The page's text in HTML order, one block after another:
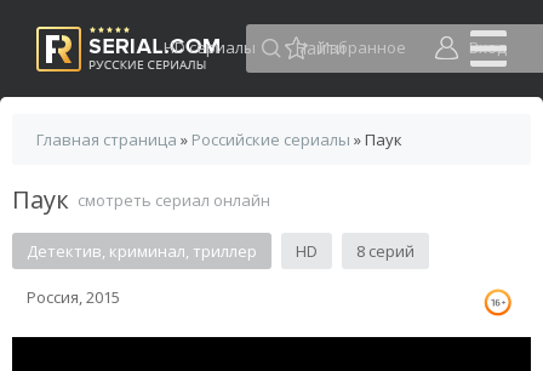
HD сериалы Избранное Вход
Главная страница » Российские сериалы » Паук
Паук смотреть сериал онлайн
Детектив, криминал, триллер HD 8 серий
Россия, 2015